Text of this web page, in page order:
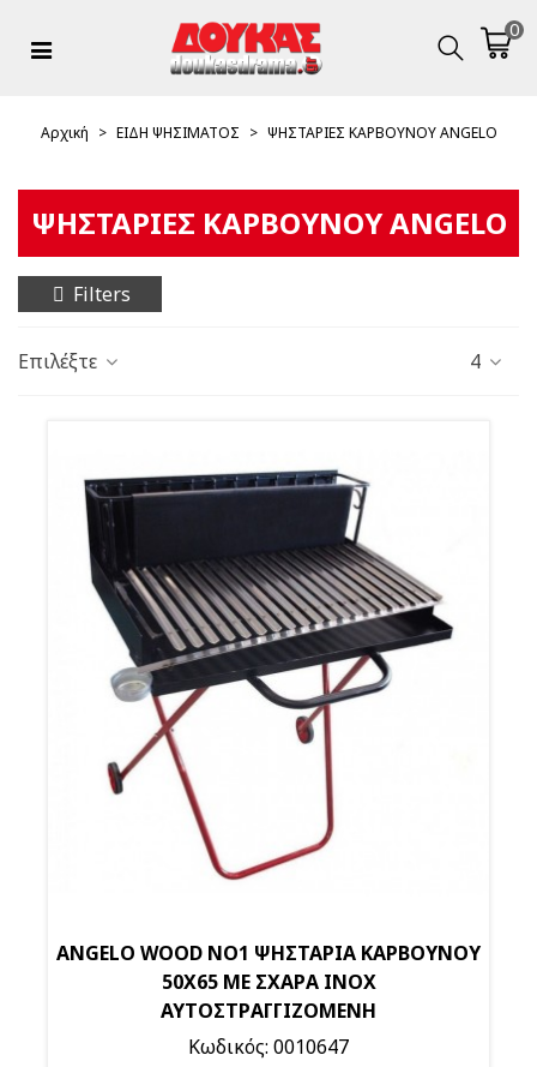
0
Αρχική > ΕΙΔΗ ΨΗΣΙΜΑΤΟΣ > ΨΗΣΤΑΡΙΕΣ ΚΑΡΒΟΥΝΟΥ ANGELO
ΨΗΣΤΑΡΙΕΣ ΚΑΡΒΟΥΝΟΥ ANGELO
Filters
Επιλέξτε 4
ANGELO WOOD NO1 ΨΗΣΤΑΡΙΑ ΚΑΡΒΟΥΝΟΥ
50Χ65 ΜΕ ΣΧΑΡΑ ΙΝΟΧ
ΑΥΤΟΣΤΡΑΓΓΙΖΟΜΕΝΗ
Κωδικός: 0010647